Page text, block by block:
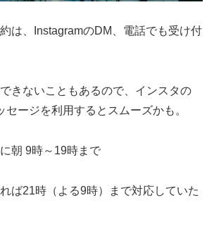
は、InstagramのDM、電話でも受け付
きないこともあるので、インスタの
セージを利用するとスムーズかも。
朝 9時～19時まで
ば21時（よる9時）まで対応していた